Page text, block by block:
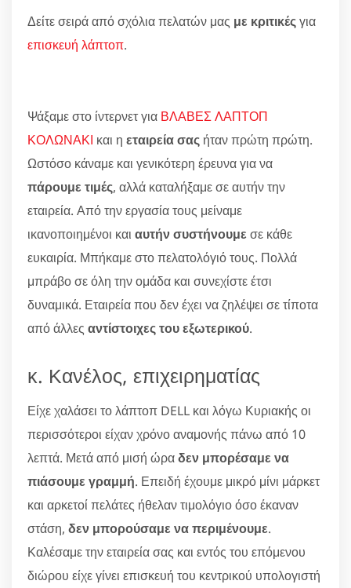
Δείτε σειρά από σχόλια πελατών μας με κριτικέςγια
επισκευή λάπτοπ.
Ψάξαμε στο ίντερνετ για ΒΛΑΒΕΣ ΛΑΠΤΟΠ
ΚΟΛΩΝΑΚΙ και η εταιρεία σας ήταν πρώτη πρώτη.
Ωστόσο κάναμε και γενικότερη έρευνα για να
πάρουμε τιμές, αλλά καταλήξαμε σε αυτήν την
εταιρεία. Από την εργασία τους μείναμε
ικανοποιημένοι και αυτήν συστήνουμε σε κάθε
ευκαιρία. Μπήκαμε στο πελατολόγιό τους. Πολλά
μπράβο σε όλη την ομάδα και συνεχίστε έτσι
δυναμικά. Εταιρεία που δεν έχει να ζηλέψει σε τίποτα
από άλλες αντίστοιχες του εξωτερικού.
κ. Κανέλος, επιχειρηματίας
Είχε χαλάσει το λάπτοπ DELL και λόγω Κυριακής οι
περισσότεροι είχαν χρόνο αναμονής πάνω από 10
λεπτά. Μετά από μισή ώραδεν μπορέσαμε να
πιάσουμε γραμμή. Επειδή έχουμε μικρό μίνι μάρκετ
και αρκετοί πελάτες ήθελαν τιμολόγιο όσο έκαναν
στάση, δεν μπορούσαμε να περιμένουμε.
Καλέσαμε την εταιρεία σας και εντός του επόμενου
διώρου είχε γίνει επισκευή του κεντρικού υπολογιστή